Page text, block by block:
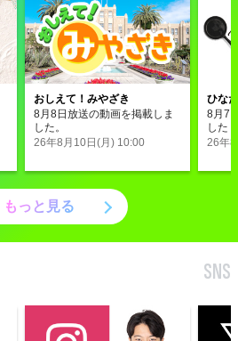
おしえて！みやざき
8月8日放送の動画を掲載しま
した。
26年8月10日(月) 10:00
ひな
8月7
した
26年
もっと見る
SNS